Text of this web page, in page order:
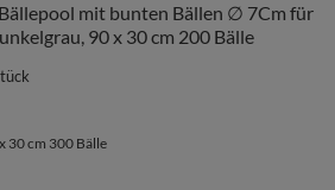
mit bunten Bällen ∅ 7Cm für
90 x 30 cm 200 Bälle
30 cm 300 Bälle